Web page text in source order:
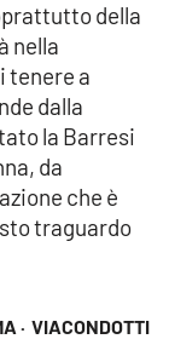
· VIACONDOTTI
della
nella
tenere a
dalla
la Barresi
da
che è
traguardo